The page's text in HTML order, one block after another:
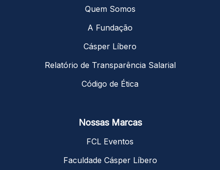
Quem Somos
A Fundação
Cásper Líbero
Relatório de Transparência Salarial
Código de Ética
Nossas Marcas
FCL Eventos
Faculdade Cásper Líbero